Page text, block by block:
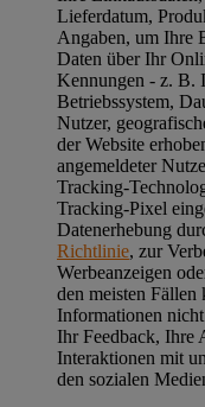
Lieferdatum,
Angaben, um Ihre
Daten über Ihr
Kennungen - z. B.
Betriebssystem,
Nutzer,
der Website
angemeldeter
Tracking-
Tracking-Pixel
Datenerhebung
Richtlinie, zur
Werbeanzeigen
den meisten Fällen
Informationen
Ihr Feedback, Ihre
Interaktionen mit
den sozialen